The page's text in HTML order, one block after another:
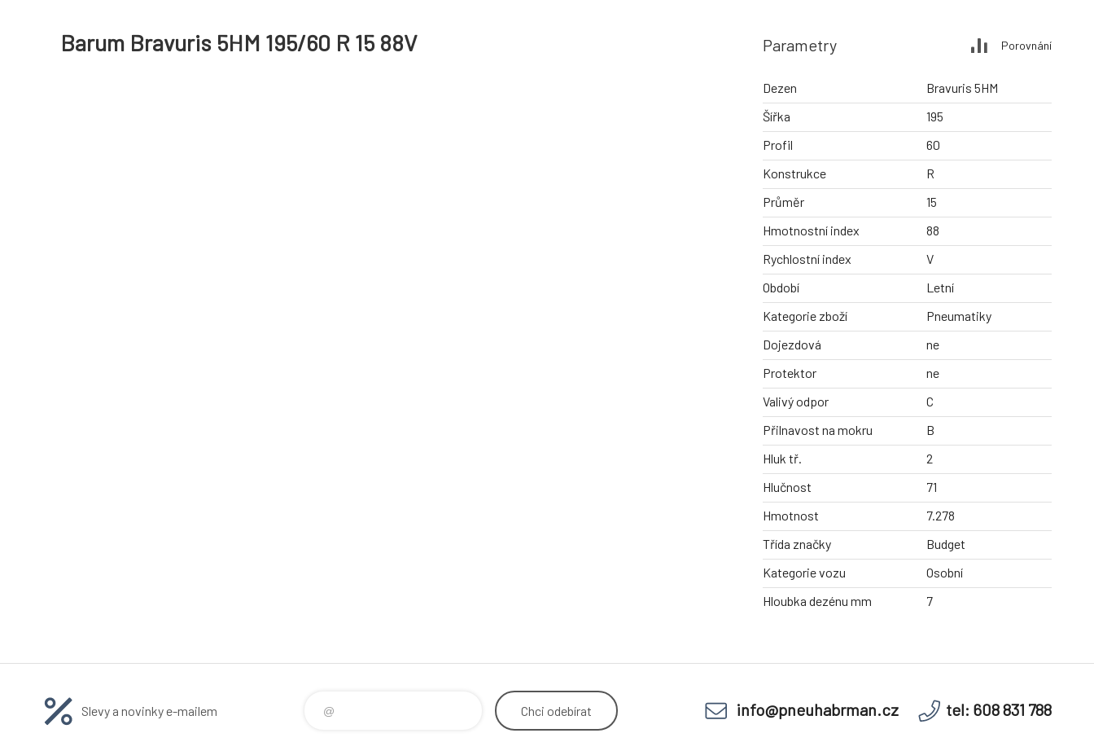
Barum Bravuris 5HM 195/60 R 15 88V Parametry Porovnání
Dezen
Bravuris 5HM
Šířka
195
Profil
60
Konstrukce
R
Průměr
15
Hmotnostní index
88
Rychlostní index
V
Období
Letní
Kategorie zboží
Pneumatiky
Dojezdová
ne
Protektor
ne
Valivý odpor
C
Přilnavost na mokru
B
Hluk tř.
2
Hlučnost
71
Hmotnost
7.278
Třída značky
Budget
Kategorie vozu
Osobní
Hloubka dezénu mm
7
Slevy a novinky e-mailem Chci odebírat info@pneuhabrman.cz tel: 608 831 788